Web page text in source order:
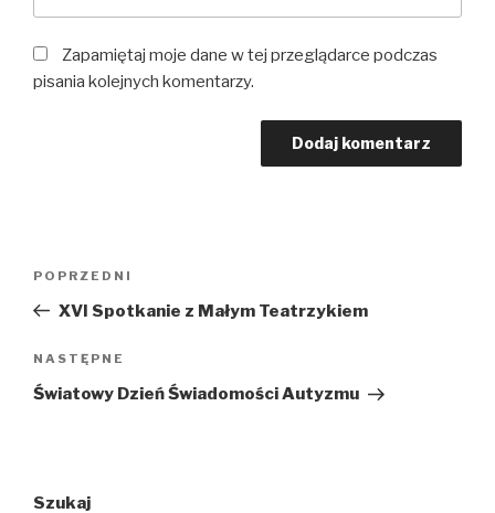
Zapamiętaj moje dane w tej przeglądarce podczas
pisania kolejnych komentarzy.
Poprzedni
wpis
POPRZEDNI
XVI Spotkanie z Małym Teatrzykiem
Następny
wpis
NASTĘPNE
Światowy Dzień Świadomości Autyzmu
Szukaj